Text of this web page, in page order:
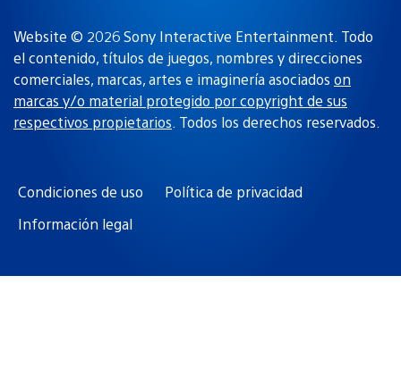
Website © 2026 Sony Interactive Entertainment. Todo
el contenido, títulos de juegos, nombres y direcciones
comerciales, marcas, artes e imaginería asociados on
marcas y/o material protegido por copyright de sus
respectivos propietarios. Todos los derechos reservados.
Condiciones de uso
Política de privacidad
Información legal